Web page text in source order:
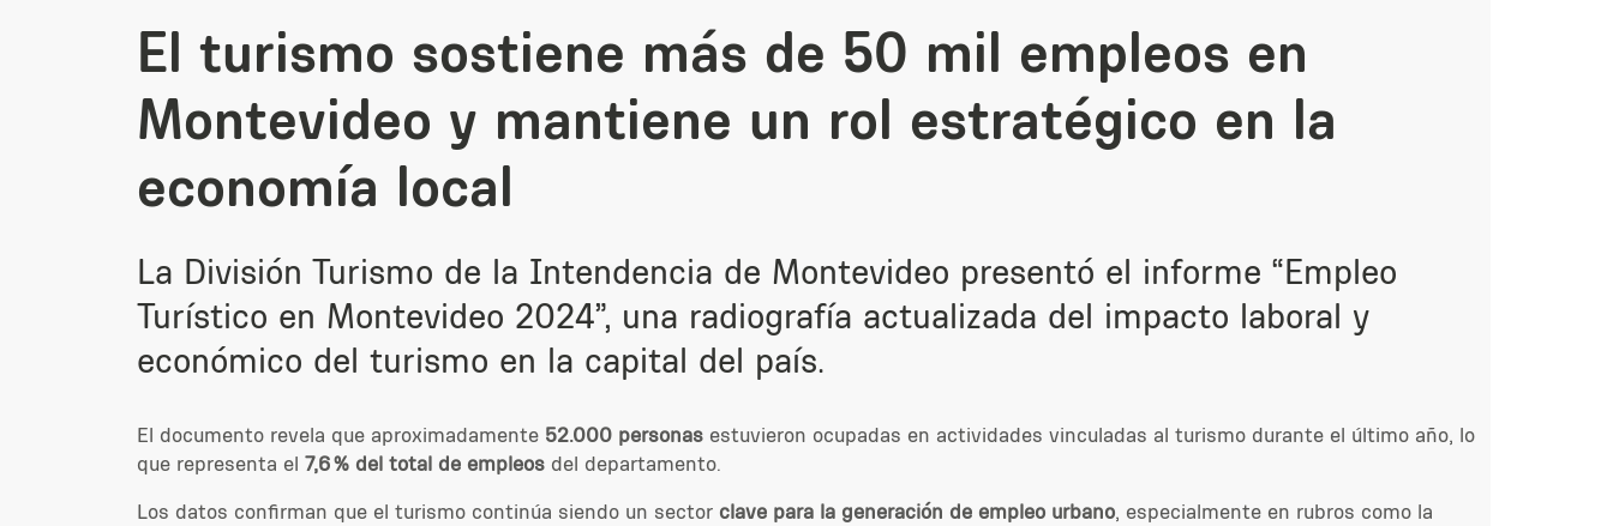
El turismo sostiene más de 50 mil empleos en
Montevideo y mantiene un rol estratégico en la
economía local
La División Turismo de la Intendencia de Montevideo presentó el informe “Empleo
Turístico en Montevideo 2024”, una radiografía actualizada del impacto laboral y
económico del turismo en la capital del país.
El documento revela que aproximadamente 52.000 personas estuvieron ocupadas en actividades vinculadas al turismo durante el último año, lo
que representa el 7,6 % del total de empleos del departamento.
Los datos confirman que el turismo continúa siendo un sector clave para la generación de empleo urbano, especialmente en rubros como la